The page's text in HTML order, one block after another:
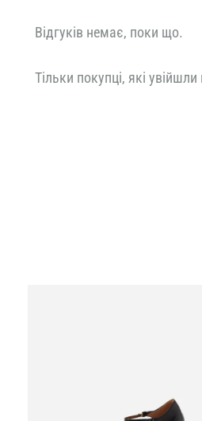
Відгуків немає, поки що.
Тільки покупці, які